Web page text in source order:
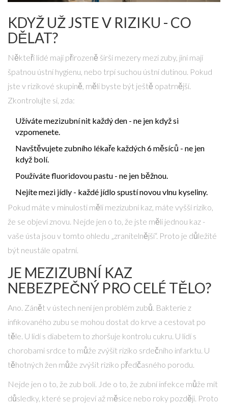
KDYŽ UŽ JSTE V RIZIKU - CO
DĚLAT?
Někteří lidé mají přirozeně širší mezery mezi zuby, jiní mají
špatnou ústní hygienu, nebo trpí suchou ústní dutinou. Pokud
jste v rizikové skupině, měli byste být ještě opatrnější.
Zkontrolujte si, zda:
Užíváte mezizubní nit každý den - ne jen když si
vzpomenete.
Navštěvujete zubního lékaře každých 6 měsíců - ne jen
když bolí.
Používáte fluoridovou pastu - ne jen běžnou.
Nejíte mezi jídly - každé jídlo spustí novou vlnu kyseliny.
Pokud máte v minulosti měli mezizubní kaz, máte vyšší riziko,
že se objeví znovu. Nejde jen o to, že jste měli jednou kaz -
vaše ústa jsou v tomto ohledu „zranitelnější“. Proto je důležité
být neustále opatrní.
JE MEZIZUBNÍ KAZ
NEBEZPEČNÝ PRO CELÉ TĚLO?
Ano. Zánět v ústech není jen problém zubů. Bakterie z
infikovaného zubu se mohou dostat do krve a cestovat po
těle. U lidí s diabetem to zhoršuje kontrolu cukru. U lidí s
chorobami srdce to může zvýšit riziko srdečního infarktu. U
těhotných žen může zvýšit riziko předčasného porodu.
Nejde jen o to, že zub bolí. Jde o to, že zubní infekce může mít
důsledky, které se projeví až měsíce nebo roky později. Proto